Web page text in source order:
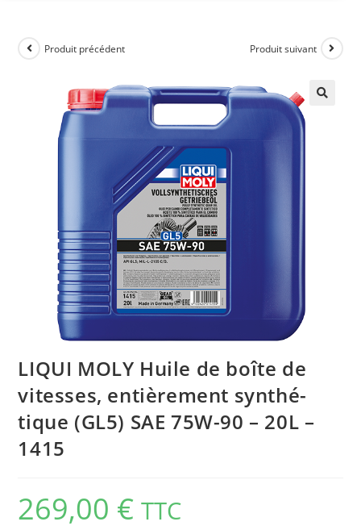
Produit précédent Produit suivant
LIQUI MOLY Huile de boîte de
vitesses, entiè­re­ment synthé­
tique (GL5) SAE 75W-90 – 20L –
1415
269,00 € TTC